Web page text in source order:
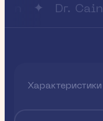
Dr. Cain
Характеристики